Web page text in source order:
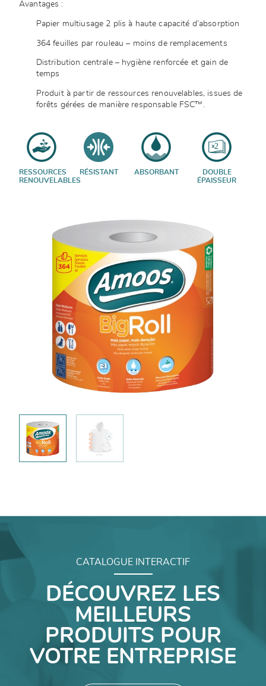
Avantages :
Papier multiusage 2 plis à haute capacité d’absorption
364 feuilles par rouleau – moins de remplacements
Distribution centrale – hygiène renforcée et gain de
temps
Produit à partir de ressources renouvelables, issues de
forêts gérées de manière responsable FSC™.
RESSOURCES
RENOUVELABLES
RÉSISTANT ABSORBANT
DOUBLE
ÉPAISSEUR
CATALOGUE INTERACTIF
DÉCOUVREZ LES
MEILLEURS
PRODUITS POUR
VOTRE ENTREPRISE